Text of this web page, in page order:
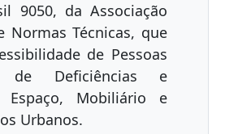
9050, da Associação
Normas Técnicas, que
de Pessoas
de Deficiências e
Espaço, Mobiliário e
Urbanos.